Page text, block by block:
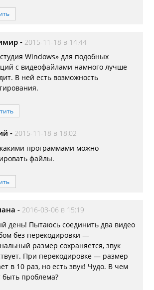
- 2015-11-18 в 14:44
Windows» для подобных
с видеофайлами намного лучше
В ней есть возможность
- 2015-11-18 в 18:02
программами можно
файлы.
- 2016-03-06 в 15:19
день! Пытаюсь соединить два видео
без перекодировки —
размер сохраняется, звук
При перекодировке — размер
в 10 раз, но есть звук! Чудо. В чем
быть проблема?